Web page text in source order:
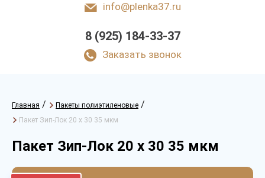
info@plenka37.ru
8 (925) 184-33-37
Заказать звонок
Главная / Пакеты полиэтиленовые /
Пакет Зип-Лок 20 х 30 35 мкм
Пакет Зип-Лок 20 х 30 35 мкм